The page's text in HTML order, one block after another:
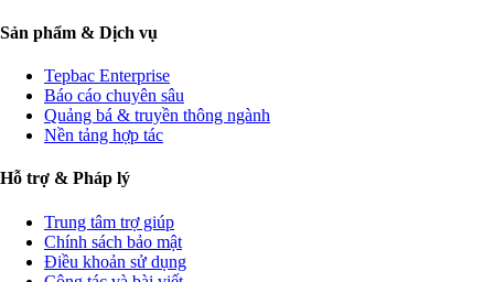
Sản phẩm & Dịch vụ
Tepbac Enterprise
Báo cáo chuyên sâu
Quảng bá & truyền thông ngành
Nền tảng hợp tác
Hỗ trợ & Pháp lý
Trung tâm trợ giúp
Chính sách bảo mật
Điều khoản sử dụng